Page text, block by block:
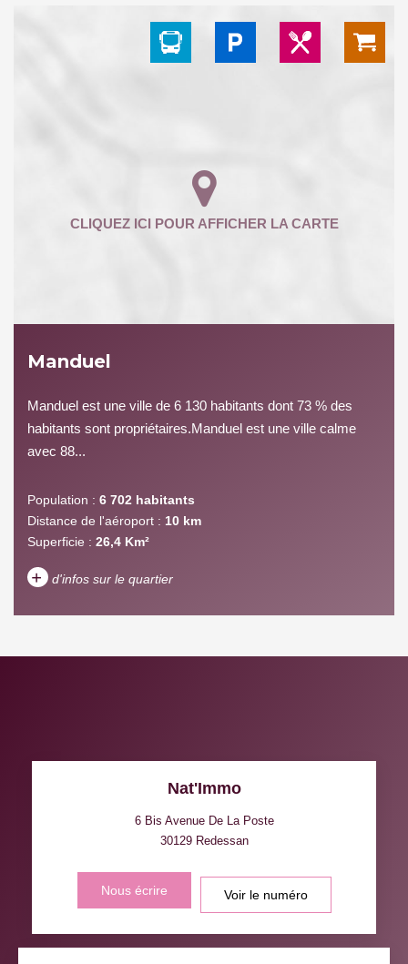
Manduel
Manduel est une ville de 6 130 habitants dont 73 % des
habitants sont propriétaires.Manduel est une ville calme
avec 88...
Population : 6 702 habitants
Distance de l'aéroport : 10 km
Superficie : 26,4 Km²
+ d'infos sur le quartier
PART DES MÉNAGES SANS
VOITURE
ECOLES ET CRÈCHES
Nat'Immo
6 Bis Avenue De La Poste
30129 Redessan
Nous écrire Voir le numéro